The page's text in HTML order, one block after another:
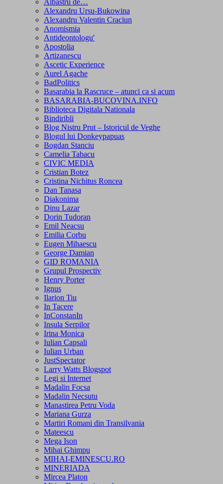
Alexandru Ursu-Bukowina
Alexandru Valentin Craciun
Anomismia
Antideontologu'
Apostolia
Artizanescu
Ascetic Experience
Aurel Agache
BadPolitics
Basarabia la Rascruce – atunci ca si acum
BASARABIA-BUCOVINA.INFO
Biblioteca Digitala Nationala
Bindiribli
Blog Nistru Prut – Istoricul de Veghe
Blogul lui Donkeypapuas
Bogdan Stanciu
Camelia Tabacu
CIVIC MEDIA
Cristian Botez
Cristina Nichitus Roncea
Dan Tanasa
Diakonima
Dinu Lazar
Dorin Tudoran
Emil Neacsu
Emilia Corbu
Eugen Mihaescu
George Damian
GID ROMANIA
Grupul Prospectiv
Henry Porter
Ignus
Ilarion Tiu
In Tacere
InConstanIn
Insula Serpilor
Irina Monica
Iulian Capsali
Iulian Urban
JustSpectator
Larry Watts Blogspot
Legi si Internet
Madalin Focsa
Madalin Necsutu
Manastirea Petru Voda
Mariana Gurza
Martiri Romani din Transilvania
Mateescu
Mega Ison
Mihai Ghimpu
MIHAI-EMINESCU.RO
MINERIADA
Mircea Platon